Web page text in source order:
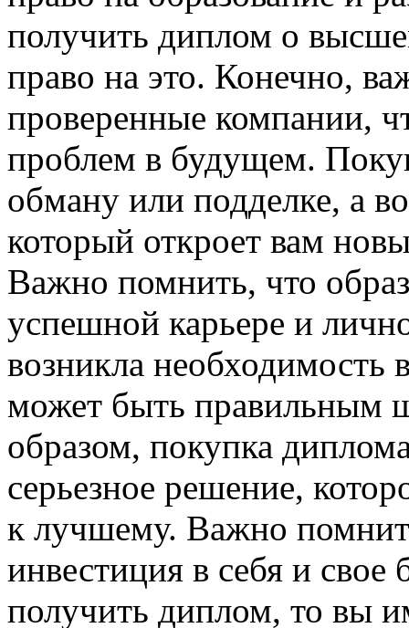
получить диплом о
право на это. Конечно,
проверенные компании,
проблем в будущем.
обману или подделке, а
который откроет вам
Важно помнить, что
успешной карьере и
возникла необходимость
может быть правильным
образом, покупка
серьезное решение,
к лучшему. Важно
инвестиция в себя и свое
получить диплом, то вы